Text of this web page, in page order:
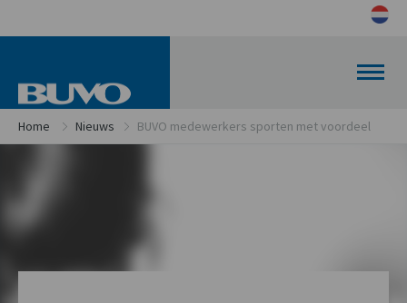
Home Nieuws BUVO medewerkers sporten met voordeel